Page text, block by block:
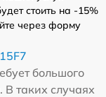
стоить на -15%
через форму
большого
таких случаях